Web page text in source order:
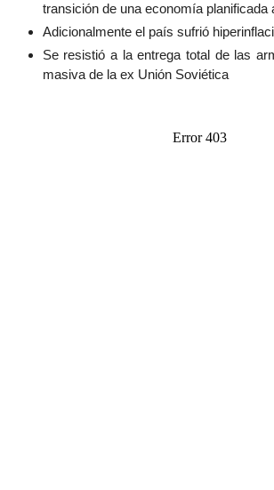
transición de una economía planificada
Adicionalmente el país sufrió
Se resistió a la entrega total de las
masiva de la ex Unión Soviética